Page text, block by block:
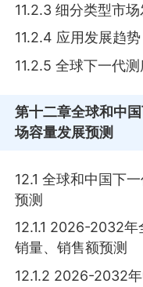
11.2.3 细分类型市
11.2.4 应用发展趋势
11.2.5 全球下一代
第十二章全球和中
场容量发展预测
12.1 全球和中国下
预测
12.1.1 2026-2032
销量、销售额预测
12.1.2 2026-2032